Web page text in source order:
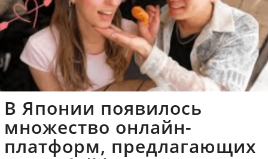
В Японии появилось
множество онлайн-
платформ, предлагающих